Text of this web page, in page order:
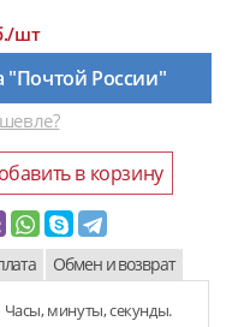
шт
"Почтой России"
в корзину
Обмен и возврат
Часы, минуты, секунды.